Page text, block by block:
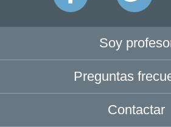
Soy
Preguntas
Contactar